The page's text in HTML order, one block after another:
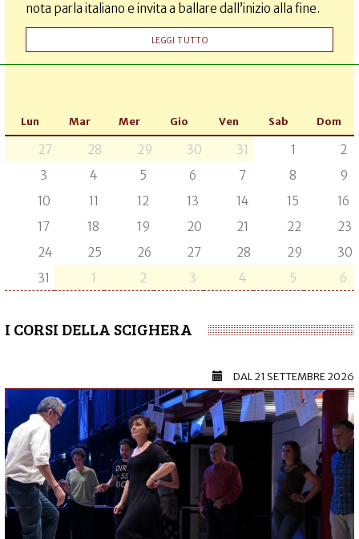
nota parla italiano e invita a ballare dall’inizio alla fine.
LEGGI TUTTO
Lun Mar Mer Gio Ven Sab Dom
27 28 29 30 31 1
2
3
4 5 6 7 8
9
10
11 12 13 14 15
16
17
18 19 20 21 22
23
24
25 26 27 28 29
30
31
1 2 3 4 5 6
I CORSI DELLA SCIGHERA
DAL21 SETTEMBRE 2026